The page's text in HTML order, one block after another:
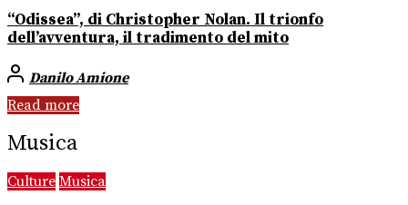
“Odissea”, di Christopher Nolan. Il trionfo
dell’avventura, il tradimento del mito
Danilo Amione
Read more
Musica
Culture Musica